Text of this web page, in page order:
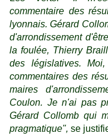
commentaire des
lyonnais. Gérard
d'arrondissement
la foulée, Thierry
des législatives.
commentaires des
maires
Coulon. Je n'ai pas
Gérard Collomb qui
pragmatique", se